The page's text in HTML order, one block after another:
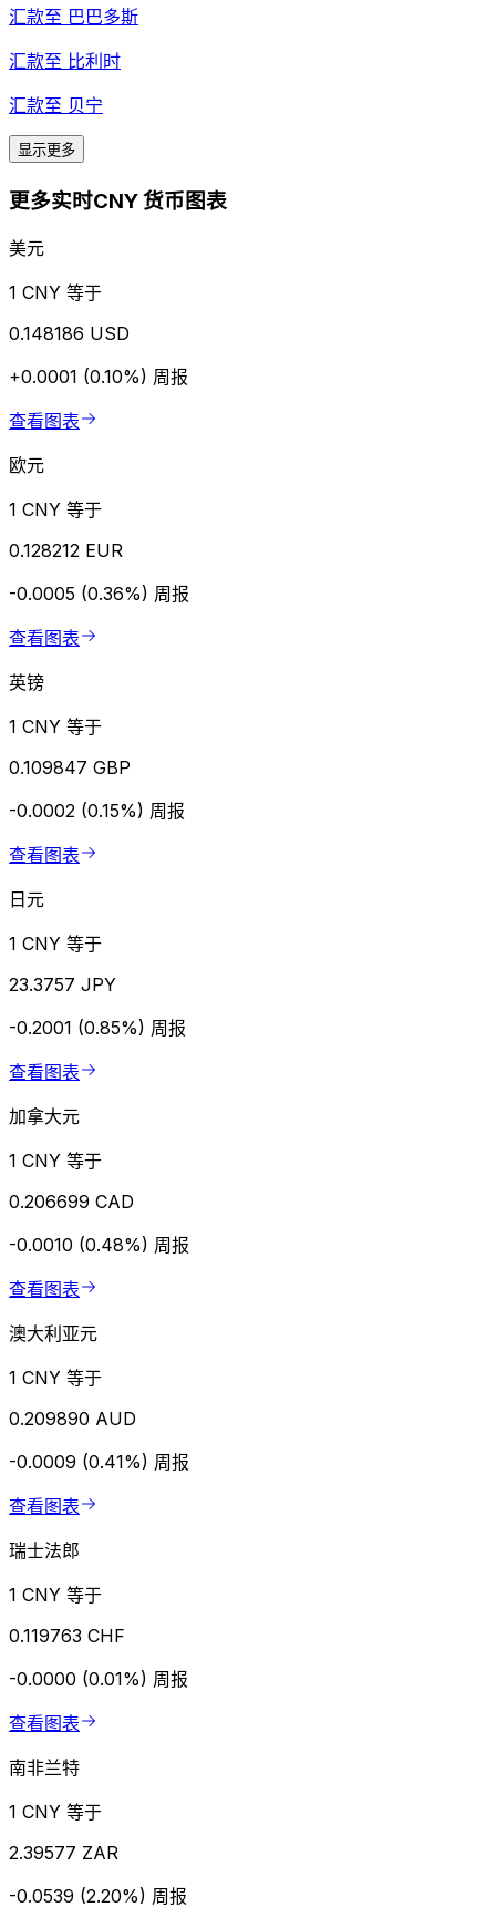
汇款至 巴巴多斯
汇款至 比利时
汇款至 贝宁
显示更多
更多实时CNY 货币图表
美元
1 CNY 等于
0.148186 USD
+0.0001 (0.10%) 周报
查看图表
欧元
1 CNY 等于
0.128212 EUR
-0.0005 (0.36%) 周报
查看图表
英镑
1 CNY 等于
0.109847 GBP
-0.0002 (0.15%) 周报
查看图表
日元
1 CNY 等于
23.3757 JPY
-0.2001 (0.85%) 周报
查看图表
加拿大元
1 CNY 等于
0.206699 CAD
-0.0010 (0.48%) 周报
查看图表
澳大利亚元
1 CNY 等于
0.209890 AUD
-0.0009 (0.41%) 周报
查看图表
瑞士法郎
1 CNY 等于
0.119763 CHF
-0.0000 (0.01%) 周报
查看图表
南非兰特
1 CNY 等于
2.39577 ZAR
-0.0539 (2.20%) 周报